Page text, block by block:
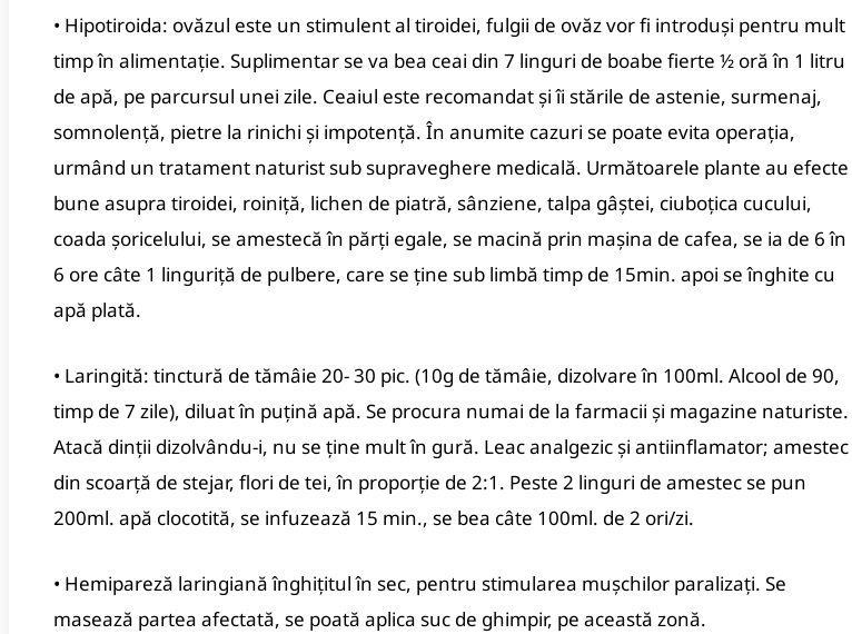
• Hipotiroida: ovăzul este un stimulent al tiroidei, fulgii de ovăz vor fi introduşi pentru mult
timp în alimentaţie. Suplimentar se va bea ceai din 7 linguri de boabe fierte ½ oră în 1 litru
de apă, pe parcursul unei zile. Ceaiul este recomandat şi îi stările de astenie, surmenaj,
somnolenţă, pietre la rinichi şi impotenţă. În anumite cazuri se poate evita operaţia,
urmând un tratament naturist sub supraveghere medicală. Următoarele plante au efecte
bune asupra tiroidei, roiniţă, lichen de piatră, sânziene, talpa gâştei, ciuboţica cucului,
coada şoricelului, se amestecă în părţi egale, se macină prin maşina de cafea, se ia de 6 în
6 ore câte 1 linguriţă de pulbere, care se ţine sub limbă timp de 15min. apoi se înghite cu
apă plată.
• Laringită: tinctură de tămâie 20- 30 pic. (10g de tămâie, dizolvare în 100ml. Alcool de 90,
timp de 7 zile), diluat în puţină apă. Se procura numai de la farmacii şi magazine naturiste.
Atacă dinţii dizolvându-i, nu se ţine mult în gură. Leac analgezic şi antiinflamator; amestec
din scoarţă de stejar, flori de tei, în proporţie de 2:1. Peste 2 linguri de amestec se pun
200ml. apă clocotită, se infuzează 15 min., se bea câte 100ml. de 2 ori/zi.
• Hemipareză laringiană înghiţitul în sec, pentru stimularea muşchilor paralizaţi. Se
masează partea afectată, se poată aplica suc de ghimpir, pe această zonă.